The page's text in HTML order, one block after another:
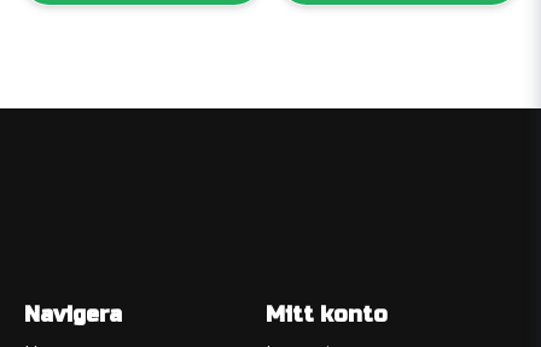
Navigera Mitt konto